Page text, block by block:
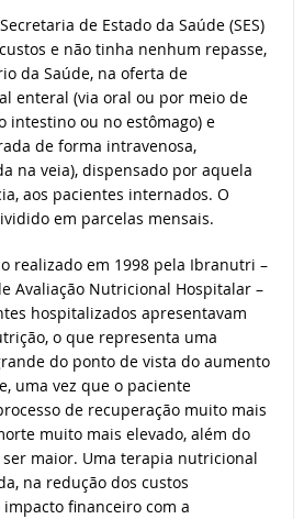
de Estado da Saúde (SES)
e não tinha nenhum repasse,
da Saúde, na oferta de
enteral (via oral ou por meio de
intestino ou no estômago) e
de forma intravenosa,
na veia), dispensado por aquela
aos pacientes internados. O
em parcelas mensais.
realizado em 1998 pela Ibranutri –
Avaliação Nutricional Hospitalar –
hospitalizados apresentavam
o que representa uma
do ponto de vista do aumento
uma vez que o paciente
de recuperação muito mais
muito mais elevado, além do
maior. Uma terapia nutricional
na redução dos custos
financeiro com a